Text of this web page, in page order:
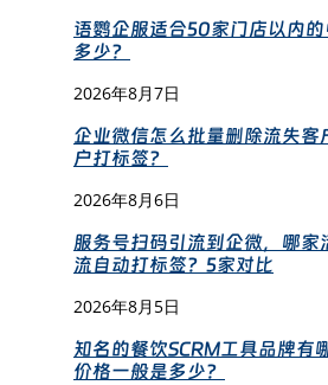
语鹦企服适合50家门店以内
多少？
2026年8月7日
企业微信怎么批量删除流失客
户打标签？
2026年8月6日
服务号扫码引流到企微，哪家
流自动打标签？5家对比
2026年8月5日
知名的餐饮SCRM工具品牌有
价格一般是多少？